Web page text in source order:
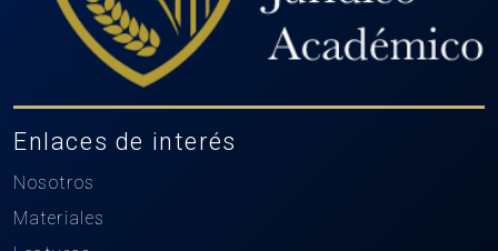
Enlaces de interés
Nosotros
Materiales